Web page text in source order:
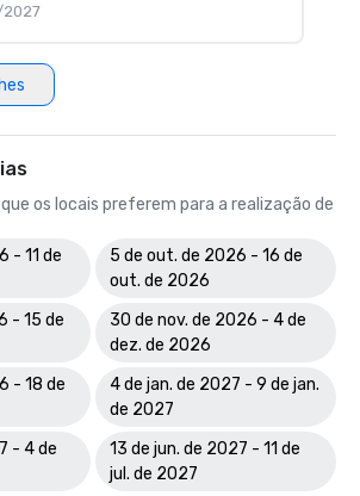
2027
os locais preferem para a realização de
- 11 de
5 de out. de 2026 - 16 de
out. de 2026
- 15 de
30 de nov. de 2026 - 4 de
dez. de 2026
- 18 de
4 de jan. de 2027 - 9 de jan.
de 2027
- 4 de
13 de jun. de 2027 - 11 de
jul. de 2027